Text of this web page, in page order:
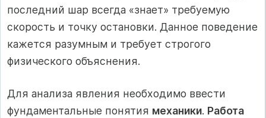
последний шар всегда «знает» требуемую
скорость и точку остановки. Данное поведение
кажется разумным и требует строгого
физического объяснения.
Для анализа явления необходимо ввести
фундаментальные понятия механики. Работа